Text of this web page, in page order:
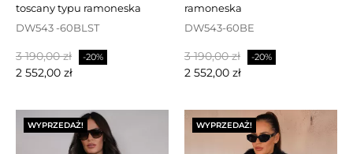
toscany typu ramoneska
DW543 -60BLST
Cena
podstawowa
3 190,00 zł -20%
2 552,00 zł
ramoneska
DW543-60BE
Cena
podstawowa
3 190,00 zł -20%
2 552,00 zł
WYPRZEDAŻ! WYPRZEDAŻ!